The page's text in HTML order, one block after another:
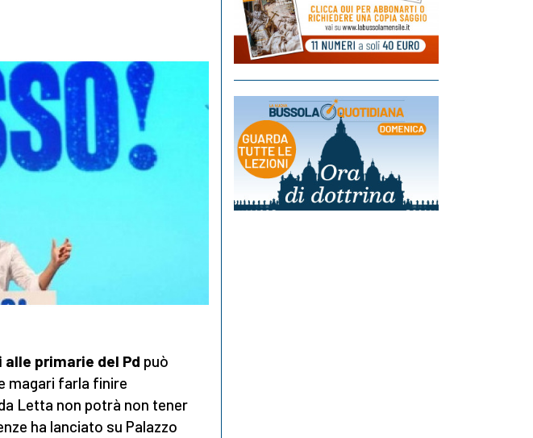
primarie del Pd può
magari farla finire
Letta non potrà non tener
ha lanciato su Palazzo